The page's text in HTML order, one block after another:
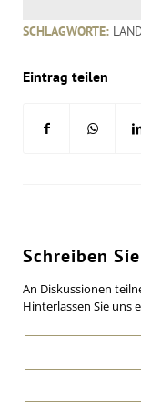
SCHLAGWORTE:
Eintrag teilen
Schreiben
An Diskussionen
Hinterlassen Sie uns